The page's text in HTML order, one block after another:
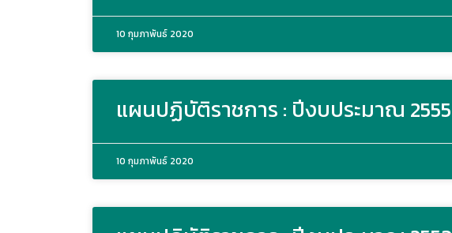
10 กุมภาพันธ์ 2020
แผนปฏิบัติราชการ : ปีงบประมาณ 2555
10 กุมภาพันธ์ 2020